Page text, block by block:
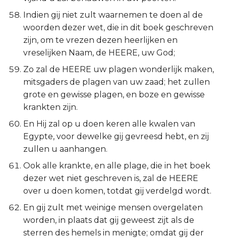
Indien gij niet zult waarnemen te doen al de
woorden dezer wet, die in dit boek geschreven
zijn, om te vrezen dezen heerlijken en
vreselijken Naam, de HEERE, uw God;
Zo zal de HEERE uw plagen wonderlijk maken,
mitsgaders de plagen van uw zaad; het zullen
grote en gewisse plagen, en boze en gewisse
krankten zijn.
En Hij zal op u doen keren alle kwalen van
Egypte, voor dewelke gij gevreesd hebt, en zij
zullen u aanhangen.
Ook alle krankte, en alle plage, die in het boek
dezer wet niet geschreven is, zal de HEERE
over u doen komen, totdat gij verdelgd wordt.
En gij zult met weinige mensen overgelaten
worden, in plaats dat gij geweest zijt als de
sterren des hemels in menigte; omdat gij der